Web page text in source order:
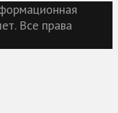
Все права